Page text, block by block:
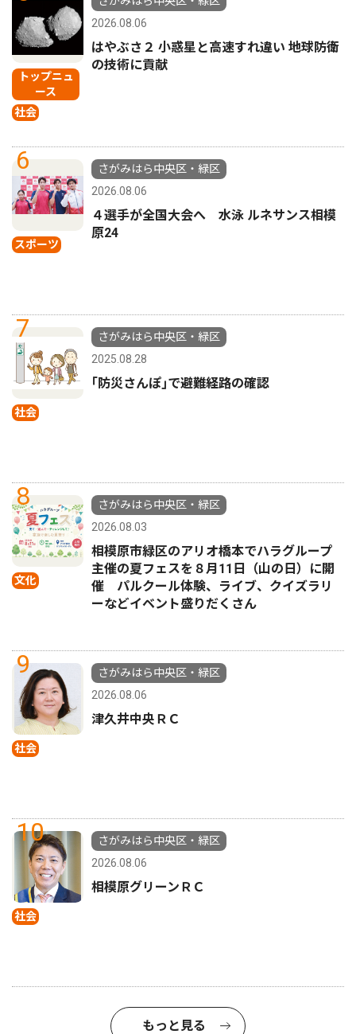
トップニュ
ース
社会
2026.08.06
はやぶさ２ 小惑星と高速すれ違い 地球防衛
の技術に貢献
6
スポーツ
さがみはら中央区・緑区
2026.08.06
４選手が全国大会へ 水泳 ルネサンス相模
原24
7
社会
さがみはら中央区・緑区
2025.08.28
｢防災さんぽ｣で避難経路の確認
8
文化
さがみはら中央区・緑区
2026.08.03
相模原市緑区のアリオ橋本でハラグループ
主催の夏フェスを８月11日（山の日）に開
催 パルクール体験、ライブ、クイズラリ
ーなどイベント盛りだくさん
9
社会
さがみはら中央区・緑区
2026.08.06
津久井中央ＲＣ
10
社会
さがみはら中央区・緑区
2026.08.06
相模原グリーンＲＣ
もっと見る